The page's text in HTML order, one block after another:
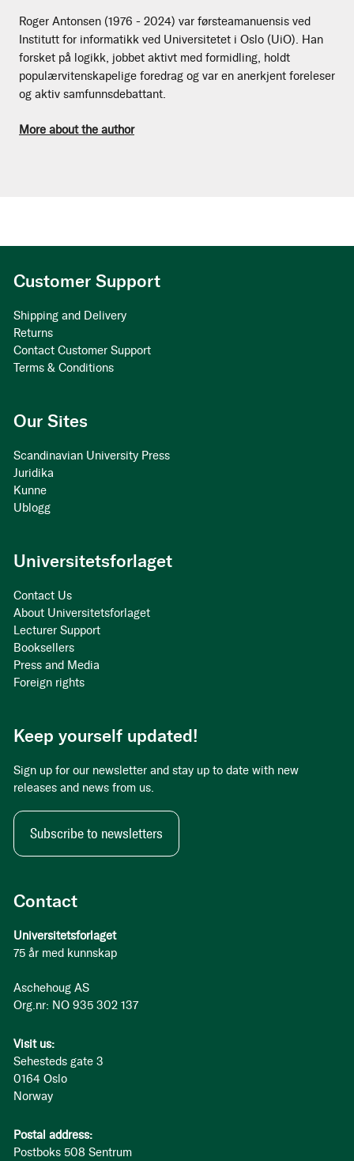
Roger Antonsen (1976 - 2024) var førsteamanuensis ved
Institutt for informatikk ved Universitetet i Oslo (UiO). Han
forsket på logikk, jobbet aktivt med formidling, holdt
populærvitenskapelige foredrag og var en anerkjent foreleser
og aktiv samfunnsdebattant.
More about the author
Contact
Universitetsforlaget
75 år med kunnskap
Aschehoug AS
Org.nr: NO 935 302 137
Visit us:
Sehesteds gate 3
0164 Oslo
Norway
Postal address:
Postboks 508 Sentrum
Customer Support
Shipping and Delivery
Returns
Contact Customer Support
Terms & Conditions
Our Sites
Scandinavian University Press
Juridika
Kunne
Ublogg
Universitetsforlaget
Contact Us
About Universitetsforlaget
Lecturer Support
Booksellers
Press and Media
Foreign rights
Keep yourself updated!
Sign up for our newsletter and stay up to date with new
releases and news from us.
Subscribe to newsletters